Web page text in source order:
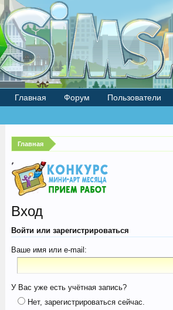
Главная
Вход
Войти или зарегистрироваться
Ваше имя или e-mail:
У Вас уже есть учётная запись?
Нет, зарегистрироваться сейчас.
Главная Форум Пользователи